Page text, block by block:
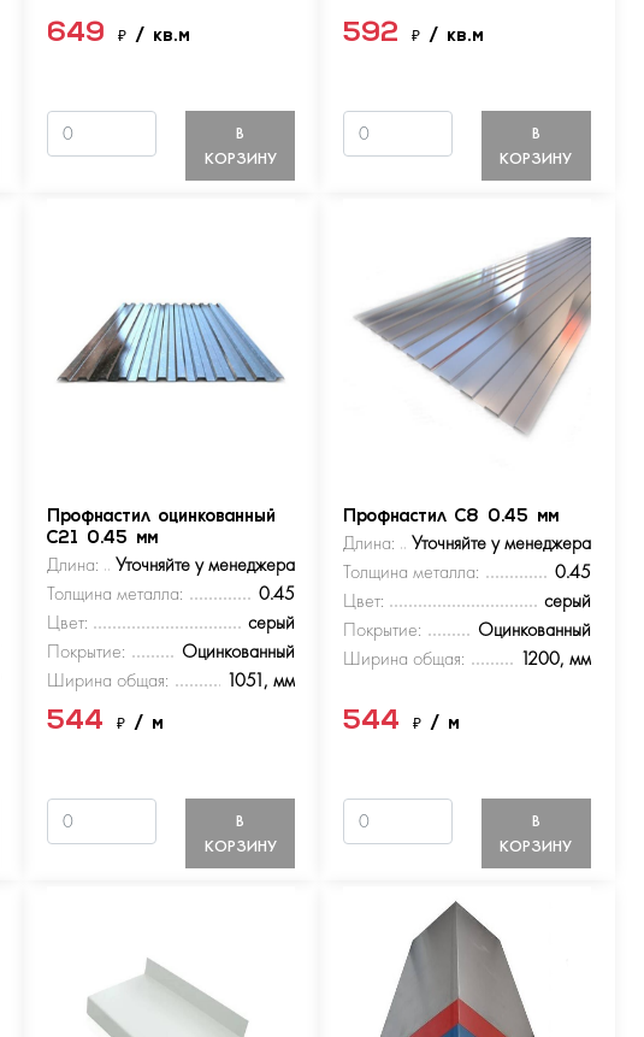
649₽/ кв.м
В
КОРЗИНУ
592 ₽ / кв.м
В
КОРЗИНУ
Профнастил оцинкованный
С21 0.45 мм
Длина:
Уточняйте у менеджера
Толщина металла:
0.45
Цвет:
серый
Покрытие:
Оцинкованный
Ширина общая:
1051, мм
544₽/ м
В
КОРЗИНУ
Профнастил С8 0.45 мм
Длина:
Уточняйте у менеджера
Толщина металла:
0.45
Цвет:
серый
Покрытие:
Оцинкованный
Ширина общая:
1200, мм
544 ₽ / м
В
КОРЗИНУ